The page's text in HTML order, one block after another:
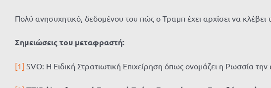
Πολύ ανησυχητικό, δεδομένου του πώς ο Τραμπ έχει αρχίσει να
Σημειώσεις του μεταφραστή:
[1] SVO: Η Ειδική Στρατιωτική Επιχείρηση όπως ονομάζει η Ρωσσία